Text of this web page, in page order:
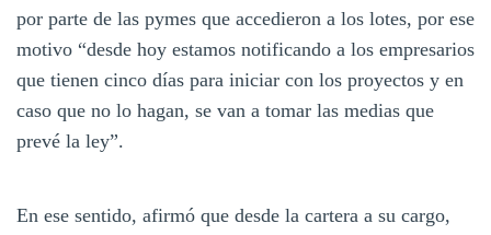
por parte de las pymes que accedieron a los lotes, por ese
motivo “desde hoy estamos notificando a los empresarios
que tienen cinco días para iniciar con los proyectos y en
caso que no lo hagan, se van a tomar las medias que
prevé la ley”.
En ese sentido, afirmó que desde la cartera a su cargo,